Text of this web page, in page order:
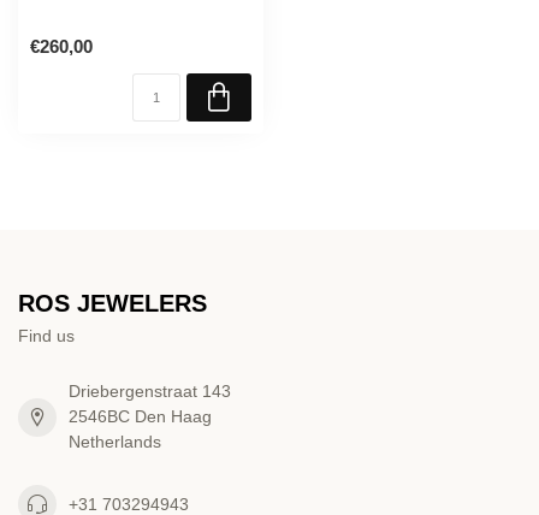
€260,00
ROS JEWELERS
Find us
Driebergenstraat 143
2546BC Den Haag
Netherlands
+31 703294943